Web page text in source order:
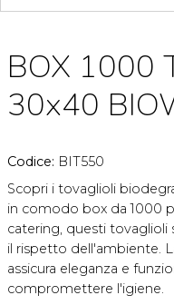
BOX 1000
30x40
Codice: BIT550
Scopri i tovaglioli
in comodo box da 1000
catering, questi tovaglioli
il rispetto dell'ambiente.
assicura eleganza e
compromettere l'igiene.